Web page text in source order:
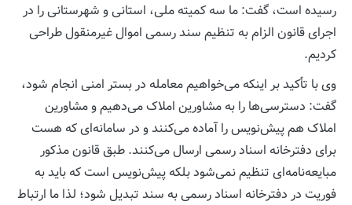
رسیده است، گفت: ما سه کمیته ملی، استانی و شهرستانی را در
اجرای قانون الزام به تنظیم سند رسمی اموال غیرمنقول طراحی
کردیم.
وی با تأکید بر اینکه می‌خواهیم معامله در بستر امنی انجام شود،
گفت: دسترسی‌ها را به مشاورین املاک می‌دهیم و مشاورین
املاک هم پیش‌نویس را آماده می‌کنند و در سامانه‌ای که هست
برای دفترخانه اسناد رسمی ارسال می‌کنند. طبق قانون مذکور
مبایعه‌نامه‌ای تنظیم نمی‌شود بلکه پیش‌نویس است که باید به
فوریت در دفترخانه اسناد رسمی به سند تبدیل شود؛ لذا ما ارتباط